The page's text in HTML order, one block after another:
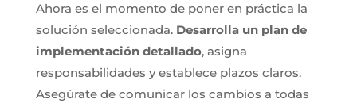
Ahora es el momento de poner en práctica la
solución seleccionada. Desarrolla un plan de
implementación detallado, asigna
responsabilidades y establece plazos claros.
Asegúrate de comunicar los cambios a todas